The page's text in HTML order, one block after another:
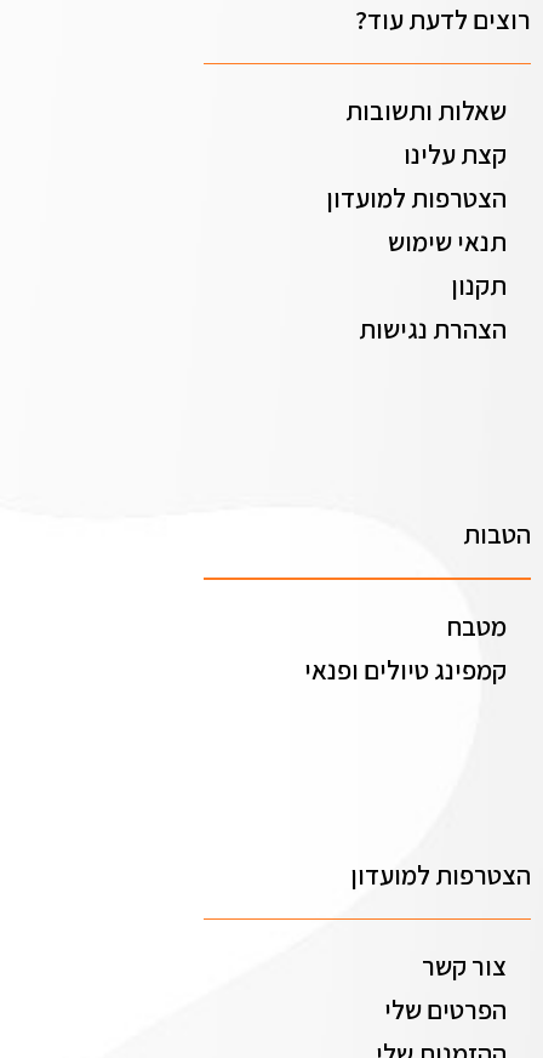
רוצים לדעת עוד?
שאלות ותשובות
קצת עלינו
הצטרפות למועדון
תנאי שימוש
תקנון
הצהרת נגישות
הטבות
מטבח
קמפינג טיולים ופנאי
הצטרפות למועדון
צור קשר
הפרטים שלי